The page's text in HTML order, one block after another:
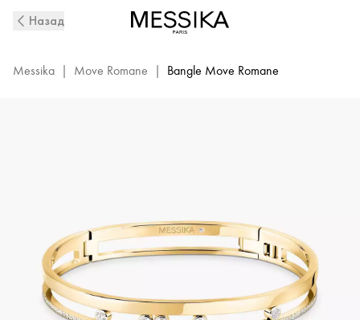
Gold
Bangle
Назад
Messika | Move Romane | Bangle Move Romane